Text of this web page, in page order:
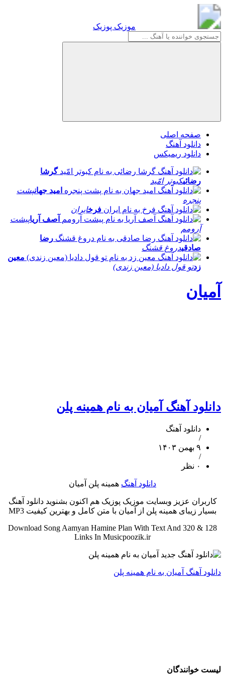
موزیک پوزیک
صفحه اصلی
دانلود آهنگ
دانلود ریمیکس
گرشا
رضائیکبوتر امّید
امید جهانپشت
پنجره
فرخایران
آصف آریاپیشت
آرومم
رضا
صادقیدروغ قشنگ
معین
زدتو قول دادیا (معین زندی)
آمیان
دانلود آهنگ آمیان به نام همینه پلن
دانلود آهنگ
/
۹ بهمن ۱۴۰۳
/
۰ نظر
دانلود آهنگ همینه پلن آمیان
کاربران عزیز وبسایت موزیک پوزیک هم اکنون بشنوید دانلود آهنگ
بسیار زیبای همینه پلن از آمیان با متن کامل و بهترین کیفیت MP3
Download Song Aamyan Hamine Plan With Text And 320 & 128
Links In Musicpoozik.ir
دانلود آهنگ آمیان به نام همینه پلن
لیست خوانندگان